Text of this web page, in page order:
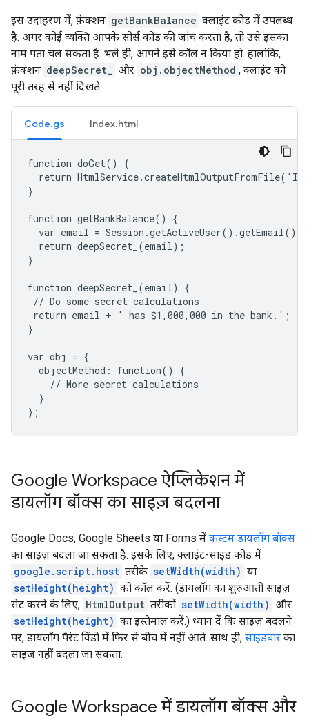
इस उदाहरण में, फ़ंक्शन getBankBalance क्लाइंट कोड में उपलब्ध
है. अगर कोई व्यक्ति आपके सोर्स कोड की जांच करता है, तो उसे इसका
नाम पता चल सकता है. भले ही, आपने इसे कॉल न किया हो. हालांकि,
फ़ंक्शन deepSecret_ और obj.objectMethod , क्लाइंट को
पूरी तरह से नहीं दिखते.
Code.gs Index.html
function doGet() {
return
}
function getBankBalance() {
  var email = Session.getActiveUser().getEmail()
  return deepSecret_(email);
}
function deepSecret_(email) {
// Do some secret calculations
return email + ' has $1,000,000 in the bank.';
}
var obj = {
  objectMethod: function() {
    // More secret calculations
  }
};
Google Workspace ऐप्लिकेशन में
डायलॉग बॉक्स का साइज़ बदलना
Google Docs, Google Sheets या Forms में कस्टम डायलॉग बॉक्स
का साइज़ बदला जा सकता है. इसके लिए, क्लाइंट-साइड कोड में
google.script.host तरीके setWidth(width) या
setHeight(height) को कॉल करें. (डायलॉग का शुरुआती साइज़
सेट करने के लिए, HtmlOutput तरीकों setWidth(width) और
setHeight(height) का इस्तेमाल करें.) ध्यान दें कि साइज़ बदलने
पर, डायलॉग पैरंट विंडो में फिर से बीच में नहीं आते. साथ ही, साइडबार का
साइज़ नहीं बदला जा सकता.
Google Workspace में डायलॉग बॉक्स और